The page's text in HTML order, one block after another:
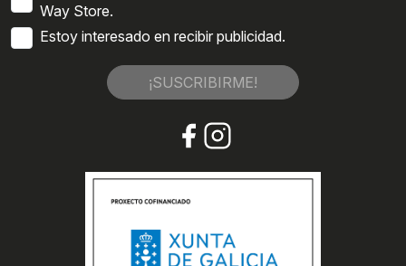
Way Store.
Estoy interesado en recibir publicidad.
¡SUSCRIBIRME!